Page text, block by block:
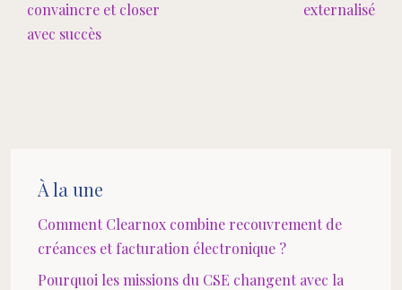
convaincre et closer
avec succès
externalisé
À la une
Comment Clearnox combine recouvrement de
créances et facturation électronique ?
Pourquoi les missions du CSE changent avec la